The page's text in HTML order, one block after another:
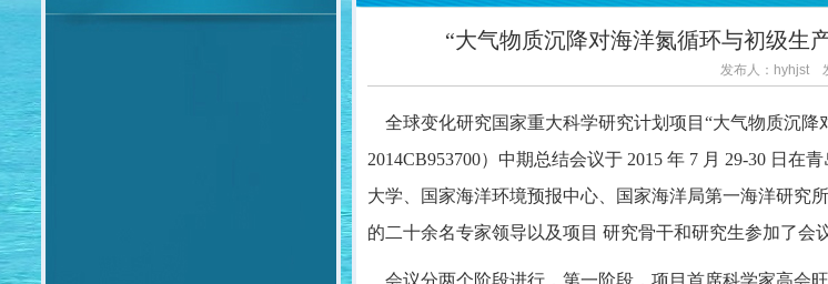
“大气物质沉降对海洋氮循环与初级生
发布人：hyhjst
全球变化研究国家重大科学研究计划项目“大气物质沉降
2014CB953700）中期总结会议于 2015 年 7 月 29-30 日在
大学、国家海洋环境预报中心、国家海洋局第一海洋研究所
的二十余名专家领导以及项目 研究骨干和研究生参加了会议
会议分两个阶段进行，第一阶段，项目首席科学家高会